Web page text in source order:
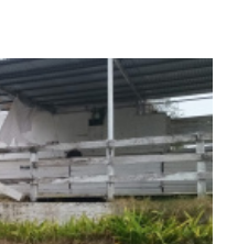
laboral para
de